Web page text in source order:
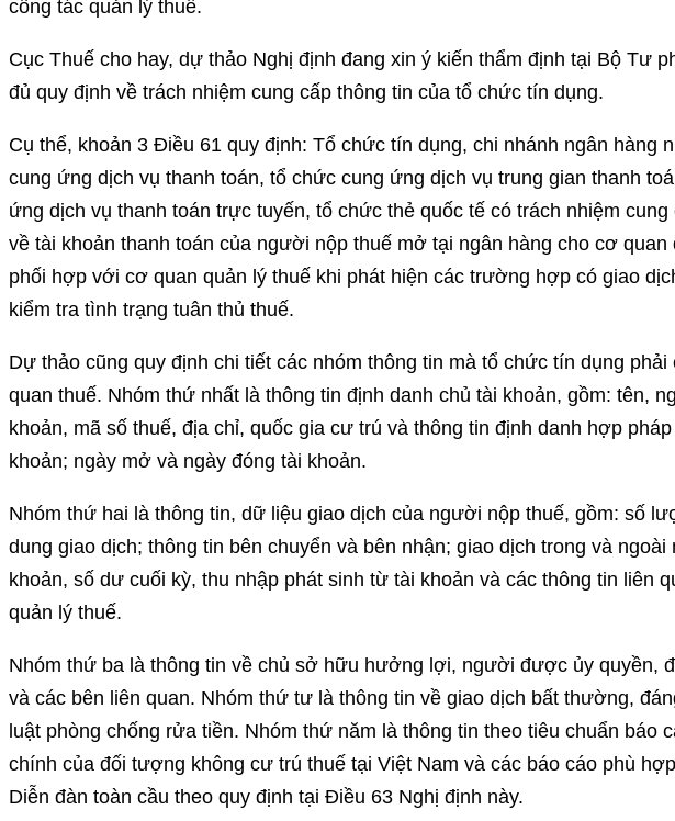
công tác quản lý thuế.
Cục Thuế cho hay, dự thảo Nghị định đang xin ý kiến thẩm định tại Bộ Tư
đủ quy định về trách nhiệm cung cấp thông tin của tổ chức tín dụng.
Cụ thể, khoản 3 Điều 61 quy định: Tổ chức tín dụng, chi nhánh ngân hàng
cung ứng dịch vụ thanh toán, tổ chức cung ứng dịch vụ trung gian thanh
ứng dịch vụ thanh toán trực tuyến, tổ chức thẻ quốc tế có trách nhiệm cung
về tài khoản thanh toán của người nộp thuế mở tại ngân hàng cho cơ quan
phối hợp với cơ quan quản lý thuế khi phát hiện các trường hợp có giao
kiểm tra tình trạng tuân thủ thuế.
Dự thảo cũng quy định chi tiết các nhóm thông tin mà tổ chức tín dụng
quan thuế. Nhóm thứ nhất là thông tin định danh chủ tài khoản, gồm: tên,
khoản, mã số thuế, địa chỉ, quốc gia cư trú và thông tin định danh hợp
khoản; ngày mở và ngày đóng tài khoản.
Nhóm thứ hai là thông tin, dữ liệu giao dịch của người nộp thuế, gồm: số
dung giao dịch; thông tin bên chuyển và bên nhận; giao dịch trong và
khoản, số dư cuối kỳ, thu nhập phát sinh từ tài khoản và các thông tin liên
quản lý thuế.
Nhóm thứ ba là thông tin về chủ sở hữu hưởng lợi, người được ủy quyền,
và các bên liên quan. Nhóm thứ tư là thông tin về giao dịch bất thường,
luật phòng chống rửa tiền. Nhóm thứ năm là thông tin theo tiêu chuẩn báo
chính của đối tượng không cư trú thuế tại Việt Nam và các báo cáo phù
Diễn đàn toàn cầu theo quy định tại Điều 63 Nghị định này.